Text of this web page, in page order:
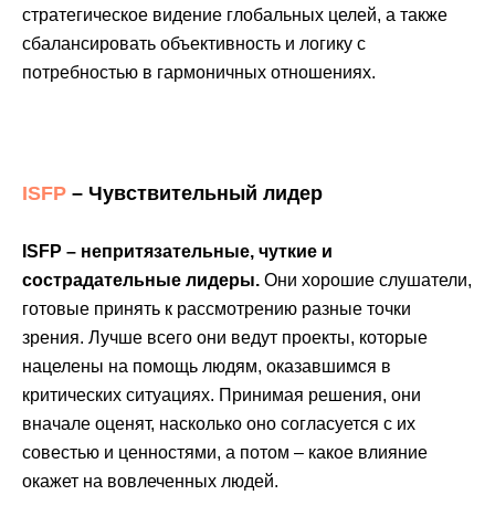
стратегическое видение глобальных целей, а также
сбалансировать объективность и логику с
потребностью в гармоничных отношениях.
ISFP – Чувствительный лидер
ISFP – непритязательные, чуткие и
сострадательные лидеры. Они хорошие слушатели,
готовые принять к рассмотрению разные точки
зрения. Лучше всего они ведут проекты, которые
нацелены на помощь людям, оказавшимся в
критических ситуациях. Принимая решения, они
вначале оценят, насколько оно согласуется с их
совестью и ценностями, а потом – какое влияние
окажет на вовлеченных людей.